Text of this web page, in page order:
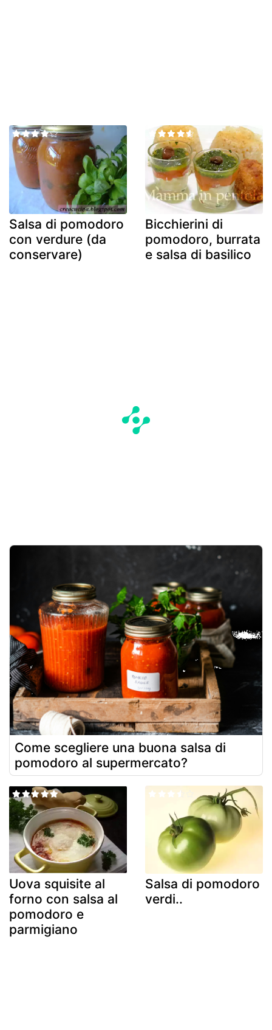
Salsa di pomodoro
con verdure (da
conservare)
Bicchierini di
pomodoro, burrata
e salsa di basilico
Come scegliere una buona salsa di
pomodoro al supermercato?
Uova squisite al
forno con salsa al
pomodoro e
parmigiano
Salsa di pomodoro
verdi..